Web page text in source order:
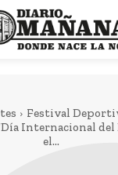
Festival
Internacional
el...